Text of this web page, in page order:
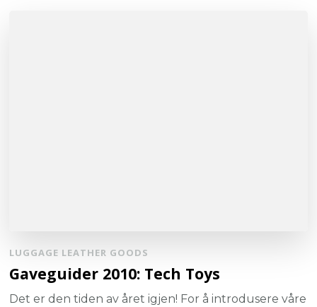
LUGGAGE LEATHER GOODS
Gaveguider 2010: Tech Toys
Det er den tiden av året igjen! For å introdusere våre